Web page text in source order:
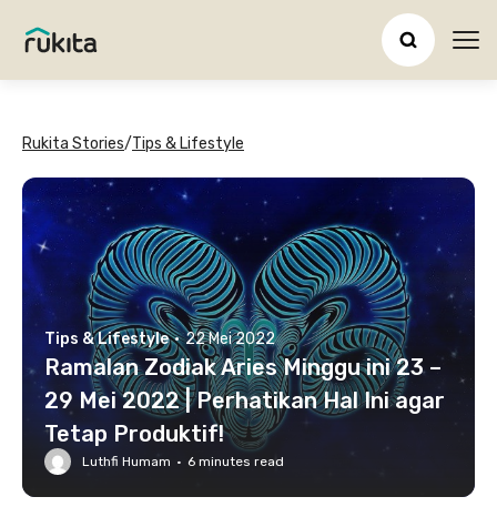
Rukita Stories/Tips & Lifestyle
Tips & Lifestyle · 22 Mei 2022
Ramalan Zodiak Aries Minggu ini 23 –
29 Mei 2022 | Perhatikan Hal Ini agar
Tetap Produktif!
Luthfi Humam · 6 minutes read